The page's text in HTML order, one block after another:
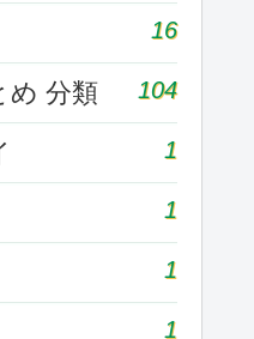
16
め 分類 104
1
1
1
1